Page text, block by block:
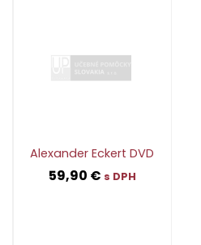
Alexander Eckert DVD
59,90 € s DPH